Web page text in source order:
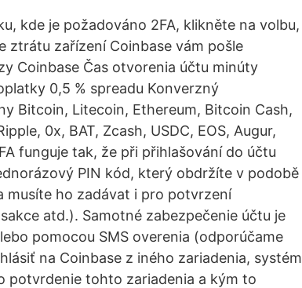
kde je požadováno 2FA, klikněte na volbu,
ztrátu zařízení Coinbase vám pošle
Coinbase Čas otvorenia účtu minúty
0,5 % spreadu Konverzný
Bitcoin, Litecoin, Ethereum, Bitcoin Cash,
0x, BAT, Zcash, USDC, EOS, Augur,
funguje tak, že při přihlašování do účtu
PIN kód, který obdržíte v podobě
musíte ho zadávat i pro potvrzení
atd.). Samotné zabezpečenie účtu je
pomocou SMS overenia (odporúčame
na Coinbase z iného zariadenia, systém
potvrdenie tohto zariadenia a kým to